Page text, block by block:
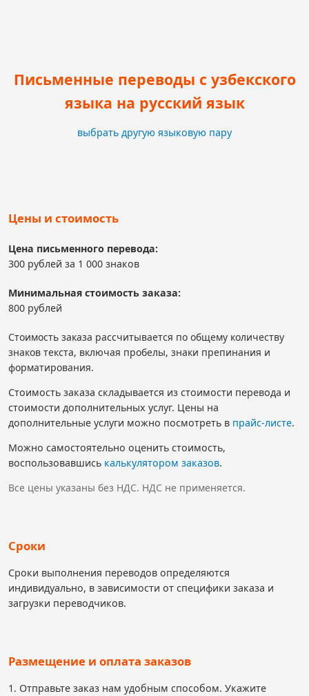
Письменные переводы с узбекского
языка на русский язык
выбрать другую языковую пару
Цены и стоимость
Цена письменного перевода:
300 рублей за 1 000 знаков
Минимальная стоимость заказа:
800 рублей
Стоимость заказа рассчитывается по общему количеству
знаков текста, включая пробелы, знаки препинания и
форматирования.
Стоимость заказа складывается из стоимости перевода и
стоимости дополнительных услуг. Цены на
дополнительные услуги можно посмотреть в прайс-листе.
Можно самостоятельно оценить стоимость,
воспользовавшись калькулятором заказов.
Все цены указаны без НДС. НДС не применяется.
Сроки
Сроки выполнения переводов определяются
индивидуально, в зависимости от специфики заказа и
загрузки переводчиков.
Размещение и оплата заказов
1. Отправьте заказ нам удобным способом. Укажите